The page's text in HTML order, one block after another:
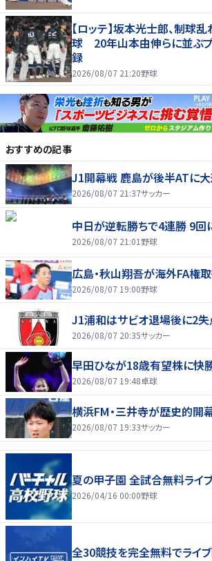
【ロッテ】坂本光士郎、制球
球 20年山本由伸らに並ぶ
録
2026/08/07 21:20野球
おすすめの記事
J1開幕戦 鹿島が後半ATに
2026/08/07 21:37サッカー
中日が逆転勝ちで4連勝 9回
2026/08/07 21:01 野球
広島・秋山翔吾が海外FA権
2026/08/07 19:00野球
J1浦和はサビオ退場後に2失
2026/08/07 20:35サッカー
早田ひなが18歳有望株に快
2026/08/07 19:48卓球
横浜FM・三井寺が歴史的開
2026/08/07 19:33サッカー
夏の甲子園 全試合無料ライ
2026/04/16 00:00野球
全30競技を完全無料でライブ